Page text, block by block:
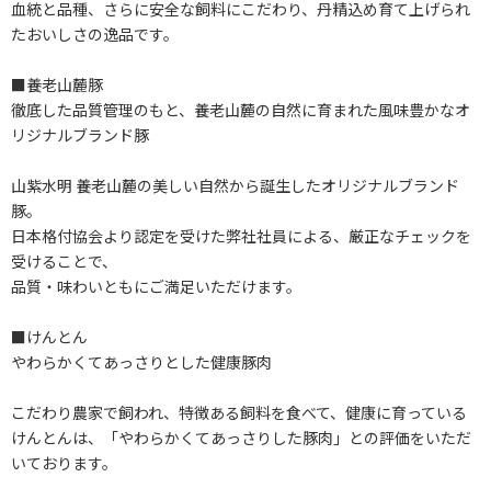
血統と品種、さらに安全な飼料にこだわり、丹精込め育て上げられ
たおいしさの逸品です。
■養老山麓豚
徹底した品質管理のもと、養老山麓の自然に育まれた風味豊かなオ
リジナルブランド豚
山紫水明 養老山麓の美しい自然から誕生したオリジナルブランド
豚。
日本格付協会より認定を受けた弊社社員による、厳正なチェックを
受けることで、
品質・味わいともにご満足いただけます。
■けんとん
やわらかくてあっさりとした健康豚肉
こだわり農家で飼われ、特徴ある飼料を食べて、健康に育っている
けんとんは、「やわらかくてあっさりした豚肉」との評価をいただ
いております。